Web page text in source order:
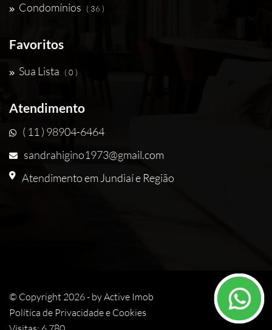
Condomínios ( 36 )
Favoritos
Sua Lista ( 0 )
Atendimento
( 11 ) 98904-6464
sandrahigino1973@gmail.com
Atendimento em Jundiaí e Região
© Copyright 2026 - byActive Imob
Política de Privacidade e Cookies